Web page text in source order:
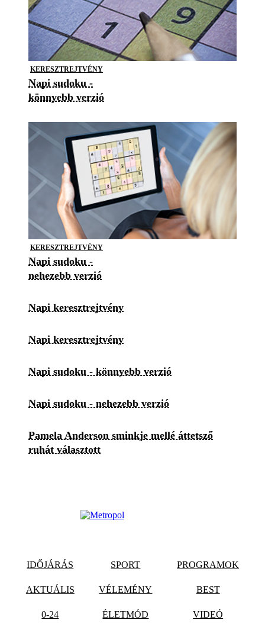
KERESZTREJTVÉNY
Napi sudoku -
könnyebb verzió
KERESZTREJTVÉNY
Napi sudoku -
nehezebb verzió
Napi keresztrejtvény
Napi keresztrejtvény
Napi sudoku - könnyebb verzió
Napi sudoku - nehezebb verzió
Pamela Anderson sminkje mellé áttetsző
ruhát választott
IDŐJÁRÁS SPORT PROGRAMOK
AKTUÁLIS VÉLEMÉNY BEST
0-24 ÉLETMÓD VIDEÓ